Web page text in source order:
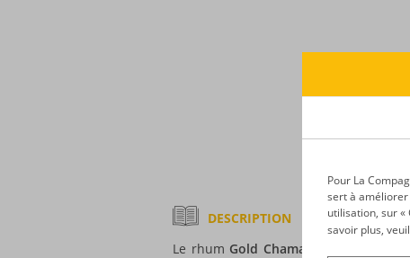
DESCRIPTION
Le rhum Gold Chamarel
Pour La
sert à améliorer
utilisation, sur «
savoir plus,